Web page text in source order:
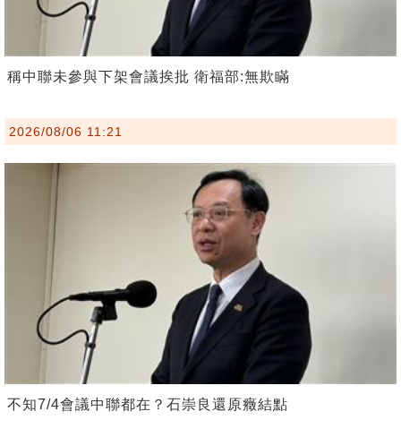
稱中聯未參與下架會議挨批 衛福部:無欺瞞
2026/08/06 11:21
不知7/4會議中聯都在？石崇良還原癥結點